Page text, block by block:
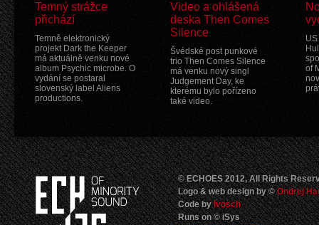
Temný strážce
přichází
Temně elektronický
projekt Dark the Keeper
má aktuálně venku nové
album Psychic microbe. O
vydání se postaral
slovenský label Aliens
productions.
Video a ohlášená
deska Then Comes
Silence
Švédské post punkové
trio Then Comes Silence
má venku nový singl
Judgement Day, ke
kterému bylo pořízeno
také video.
of
© ECHOES 2012, All Rights
Logo & web design by ©Ondrej
Code byIvosch
Runs on © iSys